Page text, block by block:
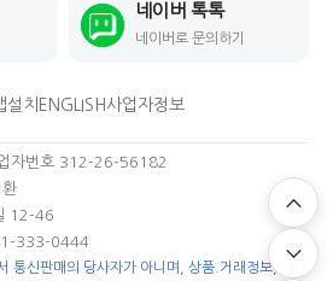
네이버 톡톡
네이버로 문의하기
설치 ENGLISH사업자정보
자번호 312-26-56182
12-46
333-0444
통신판매의 당사자가 아니며, 상품.거래정보, 거래